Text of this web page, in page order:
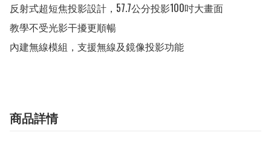
反射式超短焦投影設計，57.7公分投影100吋大畫面
教學不受光影干擾更順暢
內建無線模組，支援無線及鏡像投影功能
商品詳情